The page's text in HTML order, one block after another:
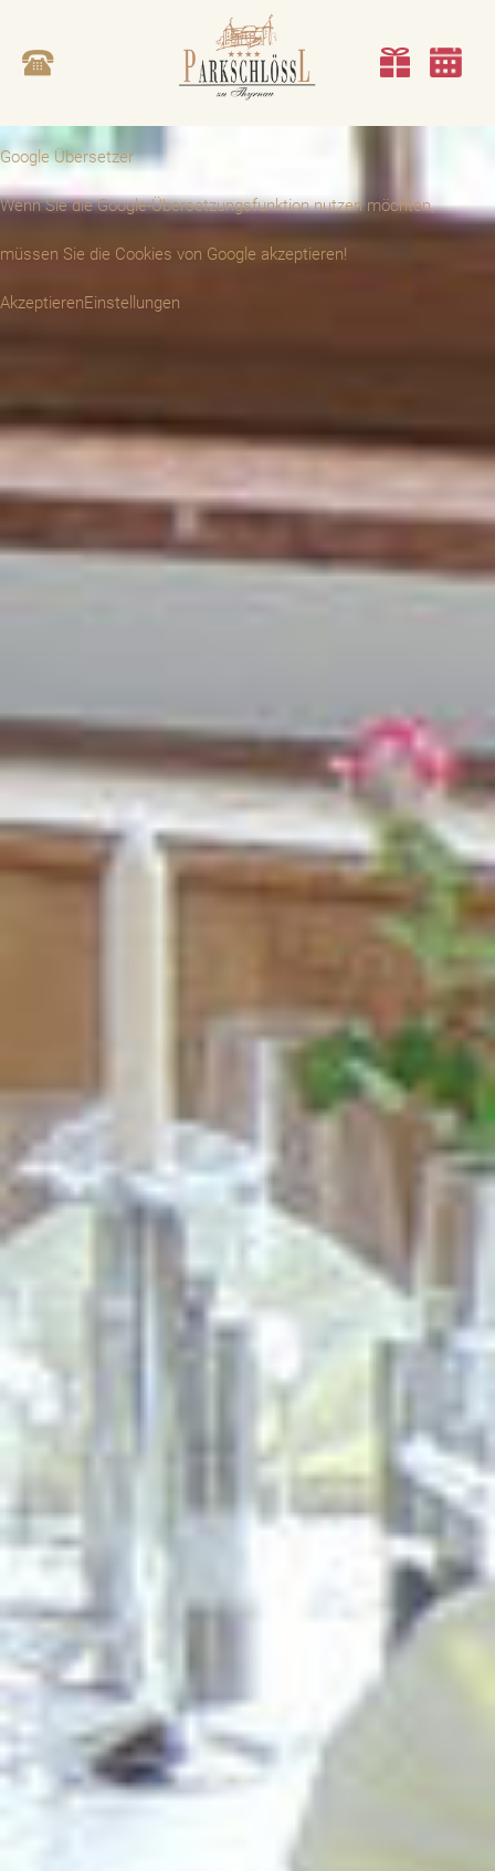
Google Übersetzer
Wenn Sie die Google-Übersetzungsfunktion nutzen möchten,
müssen Sie die Cookies von Google akzeptieren!
AkzeptierenEinstellungen